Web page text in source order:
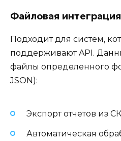
Файловая интеграция
Подходит для систем,
поддерживают API.
файлы определенного
JSON):
Экспорт отчетов из
Автоматическая